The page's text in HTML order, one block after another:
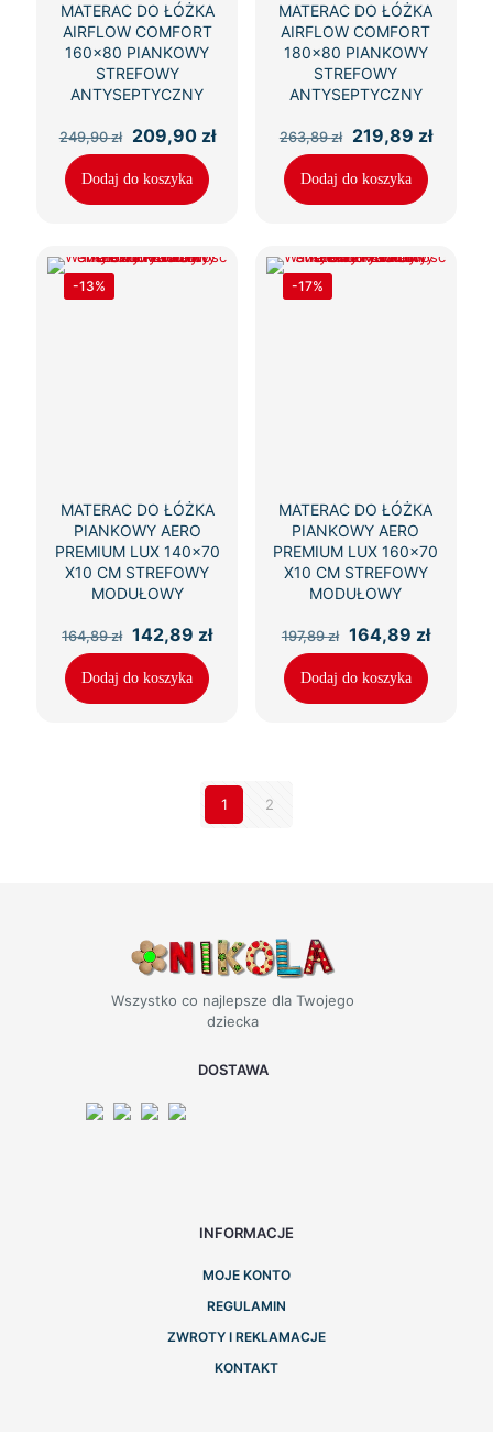
MATERAC DO ŁÓŻKA
AIRFLOW COMFORT
160×80 PIANKOWY
STREFOWY
ANTYSEPTYCZNY
249,90zł
Pierwotna
cena
wynosiła:
249,90 zł.
209,90 złAktualna
209,90 zł.
Dodaj do koszyka
MATERAC DO ŁÓŻKA
AIRFLOW COMFORT
180×80 PIANKOWY
STREFOWY
ANTYSEPTYCZNY
263,89zł
Pierwotna
cena
wynosiła:
263,89 zł.
219,89 zł
Dodaj do koszyka
-13%
MATERAC DO ŁÓŻKA
PIANKOWY AERO
PREMIUM LUX 140×70
X10 CM STREFOWY
MODUŁOWY
164,89zł Pierwotna
cena
wynosiła:
164,89 zł.
142,89 złAktualna
142,89 zł.
Dodaj do koszyka
-17%
MATERAC DO ŁÓŻKA
PIANKOWY AERO
PREMIUM LUX 160×70
X10 CM STREFOWY
MODUŁOWY
197,89zł
Pierwotna
cena
wynosiła:
197,89 zł.
164,89 zł
Dodaj do koszyka
1 2
Wszystko co najlepsze dla Twojego
dziecka
DOSTAWA
INFORMACJE
MOJE KONTO
REGULAMIN
ZWROTY I REKLAMACJE
KONTAKT